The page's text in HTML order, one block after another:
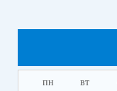
пн вт